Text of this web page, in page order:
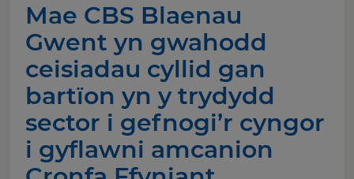
Mae CBS Blaenau
Gwent yn gwahodd
ceisiadau cyllid gan
bartïon yn y trydydd
sector i gefnogi’r cyngor
i gyflawni amcanion